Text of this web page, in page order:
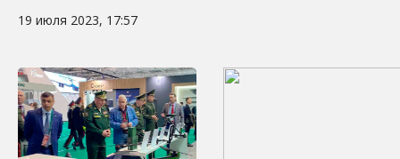
19 июля 2023, 17:57